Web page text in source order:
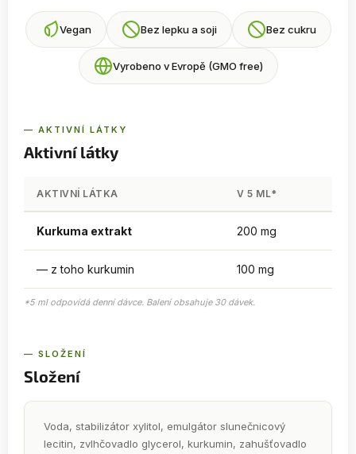
Vegan Bez lepku a soji Bez cukru
Vyrobeno v Evropě (GMO free)
— AKTIVNÍ LÁTKY
Aktivní látky
AKTIVNÍ LÁTKA V 5 ML*
Kurkuma extrakt 200 mg
— z toho kurkumin 100 mg
*5 ml odpovídá denní dávce. Balení obsahuje 30 dávek.
— SLOŽENÍ
Složení
Voda, stabilizátor xylitol, emulgátor slunečnicový
lecitin, zvlhčovadlo glycerol, kurkumin, zahušťovadlo